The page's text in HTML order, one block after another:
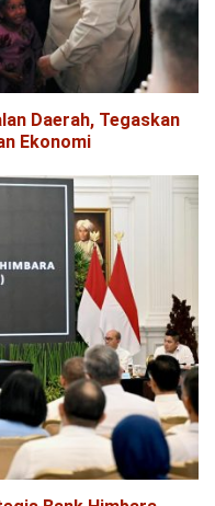
Daerah, Tegaskan
Ekonomi